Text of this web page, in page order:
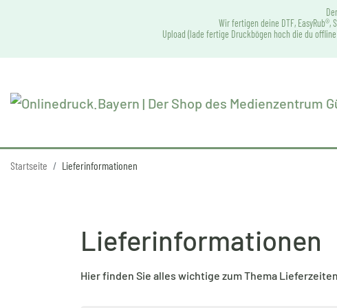
Wir fertigen deine DTF,
Upload (lade fertige Druckbögen hoch die du
Startseite Lieferinformationen
Lieferinformationen
Hier finden Sie alles wichtige zum Thema